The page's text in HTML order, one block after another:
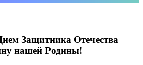
Защитника Отечества
нашей Родины!